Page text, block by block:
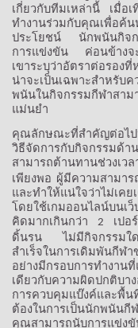
เกี่ยวกับทีมเหล่านี้
เมื่อ
ทำงานร่วมกับคุณเพื่อค้น
ประโยชน์
นักพนันกิจ
การแข่งขัน
ค่อนข้างจ
เขาระบุว่าอัตราต่อรอง
น่าจะเป็นเฉพาะสำหรับ
พนันในกิจกรรมกีฬาสาม
แม่นยำ
คุณลักษณะที่สำคัญต่อไป
วิธีจัดการกับกิจกรรมด้
สามารถต้านทานช่วงเวล
เพียงพอ ผู้มีความสามาร
และทำให้แน่ใจว่าไม่เค
โดยใช้เกมออนไลน์บนเว็
คิดมากเกินกว่า 2 เปอ
ดิ้นรน
ไม่มีกิจกรรมใ
สำเร็จในการเดิมพันกีฬ
อย่างมีกรอบการทำงาน
เดียวกับความผิดปกติบา
การควบคุมแบ๊งค์และพื้น
ต้องในการเป็นนักพนัน
คุณสามารถนับการแข่งขั